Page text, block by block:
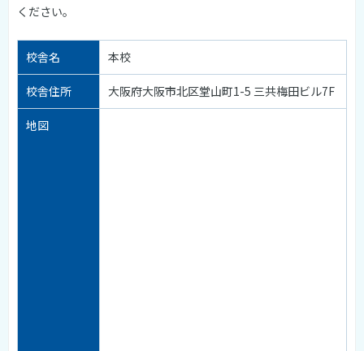
ください。
校舎名 本校
校舎住所 大阪府大阪市北区堂山町1-5 三共梅田ビル7F
地図